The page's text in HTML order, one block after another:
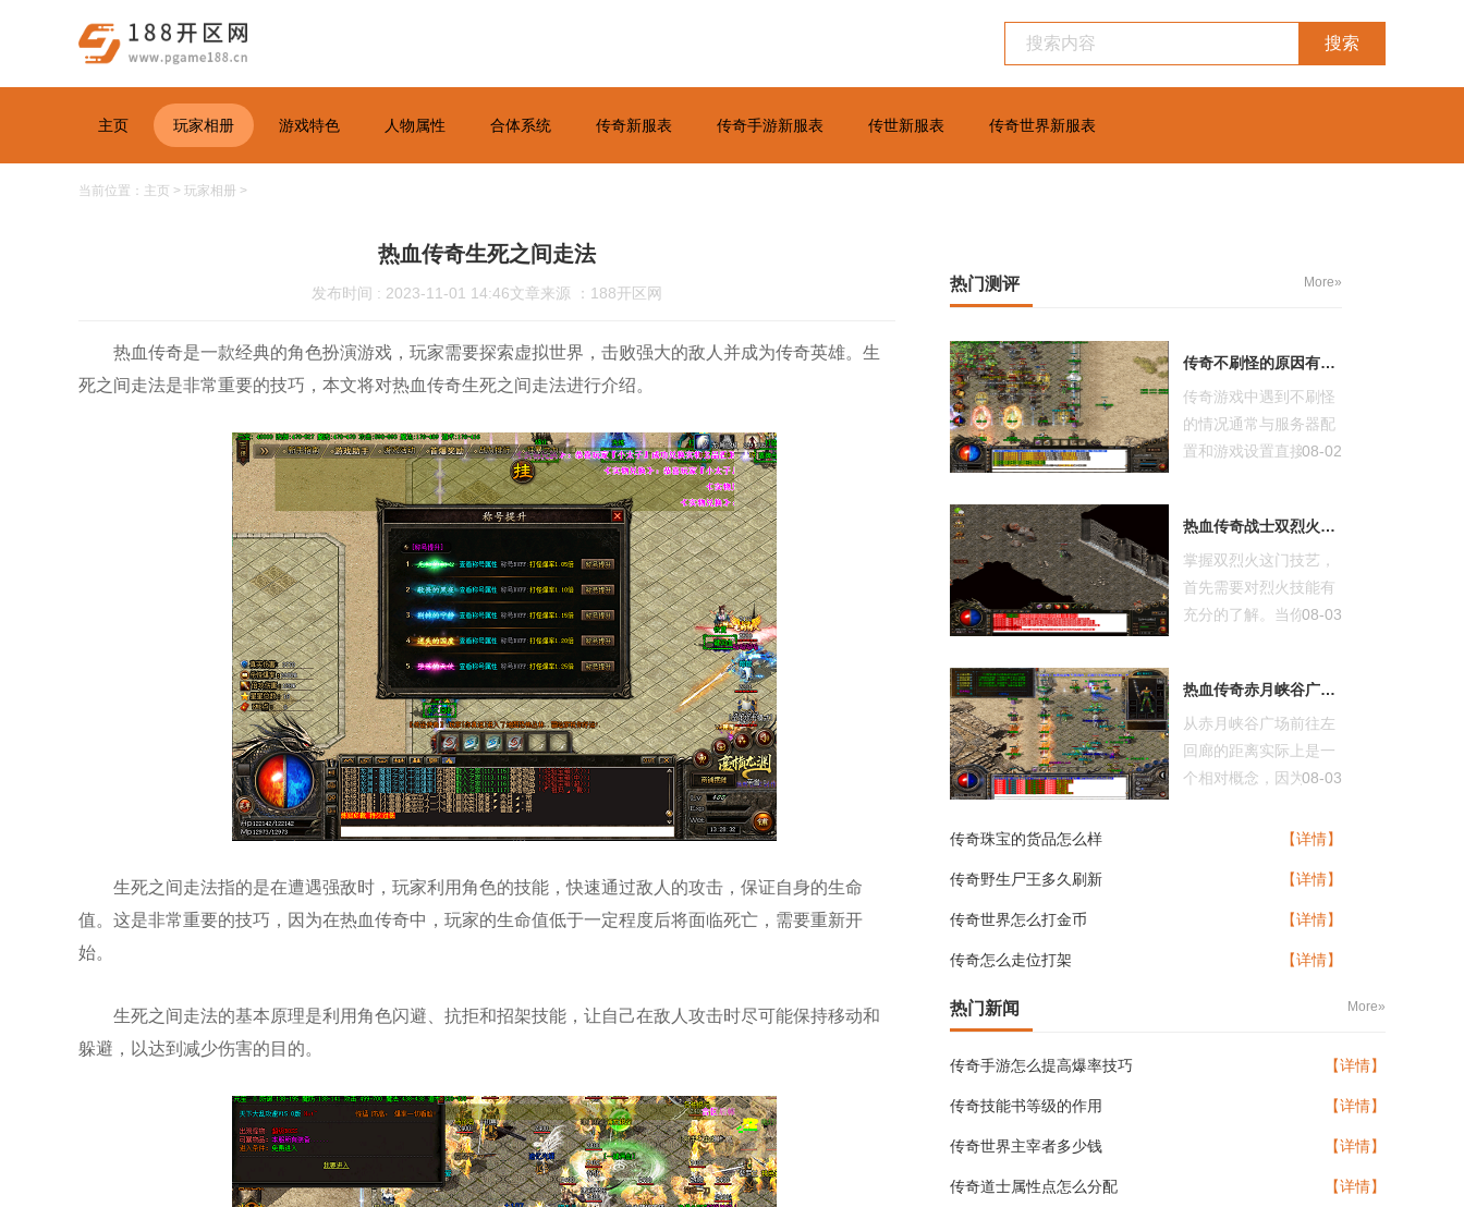
搜索
主页 玩家相册 游戏特色 人物属性 合体系统 传奇新服表 传奇手游新服表 传世新服表 传奇世界新服表
当前位置： 主页 > 玩家相册 >
热血传奇生死之间走法
发布时间 : 2023-11-01 14:46文章来源 ：188开区网
热血传奇是一款经典的角色扮演游戏，玩家需要探索虚拟世界，击败强大的敌人并成为传奇英雄。生
死之间走法是非常重要的技巧，本文将对热血传奇生死之间走法进行介绍。
生死之间走法指的是在遭遇强敌时，玩家利用角色的技能，快速通过敌人的攻击，保证自身的生命
值。这是非常重要的技巧，因为在热血传奇中，玩家的生命值低于一定程度后将面临死亡，需要重新开
始。
生死之间走法的基本原理是利用角色闪避、抗拒和招架技能，让自己在敌人攻击时尽可能保持移动和
躲避，以达到减少伤害的目的。
热门测评 More»
传奇不刷怪的原因有哪些
传奇游戏中遇到不刷怪
的情况通常与服务器配
置和游戏设置直接相08-02
热血传奇战士双烈火怎么操作
掌握双烈火这门技艺，
首先需要对烈火技能有
充分的了解。当你按下
08-03
热血传奇赤月峡谷广场去左回廊有多远
从赤月峡谷广场前往左
回廊的距离实际上是一
个相对概念，因为在游
08-03
传奇珠宝的货品怎么样 【详情】
传奇野生尸王多久刷新 【详情】
传奇世界怎么打金币 【详情】
传奇怎么走位打架 【详情】
热门新闻 More»
传奇手游怎么提高爆率技巧 【详情】
传奇技能书等级的作用 【详情】
传奇世界主宰者多少钱 【详情】
传奇道士属性点怎么分配 【详情】